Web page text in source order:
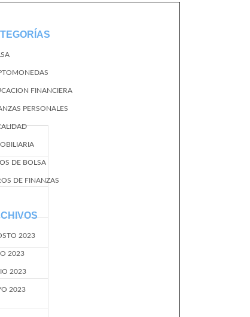
FINANCIERA
PERSONALES
DE BOLSA
DE FINANZAS
2023
2023
2023
2023